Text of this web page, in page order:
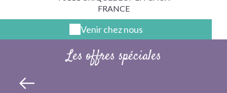
FRANCE
Venir chez nous
Les offres spéciales